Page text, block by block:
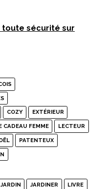
toute sécurité sur
COZY EXTÉRIEUR
CADEAU FEMME LECTEUR
PATENTEUX
JARDIN JARDINER LIVRE